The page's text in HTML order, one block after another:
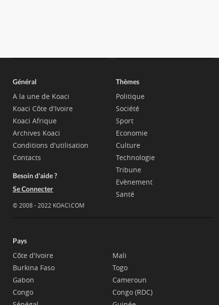
Général
A la une de Koaci
Koaci Côte d'Ivoire
Koaci Afrique
Archives Koaci
Conditions d'utilisation
Contacts
Besoin d'aide ?
Se Connecter
© 2008 - 2022 KOACI.COM
Thèmes
Politique
Société
Sport
Economie
Culture
Technologie
Tribune
Evènement
Santé
Pays
Côte d'Ivoire
Burkina Faso
Gabon
Congo
Mali
Togo
Cameroun
Congo (RDC)